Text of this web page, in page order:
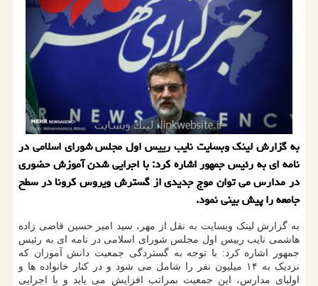
به گزارش لینك وبسایت نایب رییس اول مجلس شورای اسلامی در
نامه ای به رئیس جمهور اشاره كرد: با اجرایی شدن آموزش حضوری
در مدارس می توان موج جدیدی از گسترش ویروس كرونا در سطح
جامعه را پیش بینی نمود.
به گزارش لینک وبسایت به نقل از مهر، سید امیر حسین قاضی زاده
هاشمی نایب رییس اول مجلس شورای اسلامی در نامه ای به رئیس
جمهور اشاره کرد: با توجه به گستردگی جمعیت دانش آموزان که
نزدیک به ۱۴ میلیون نفر را شامل می شود و در کنار خانواده ها و
اولیای مدارس، این جمعیت بمراتب افزایش می یابد و با اجرایی